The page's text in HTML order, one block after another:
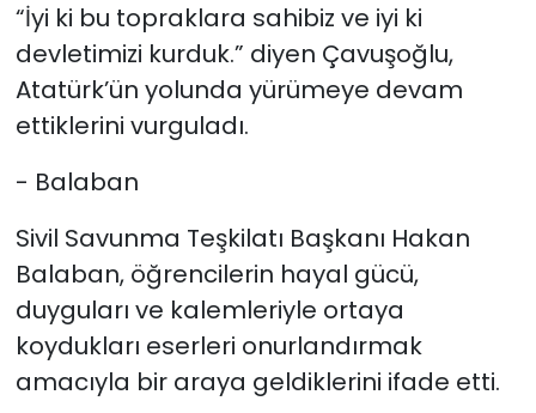
“İyi ki bu topraklara sahibiz ve iyi ki
devletimizi kurduk.” diyen Çavuşoğlu,
Atatürk’ün yolunda yürümeye devam
ettiklerini vurguladı.
- Balaban
Sivil Savunma Teşkilatı Başkanı Hakan
Balaban, öğrencilerin hayal gücü,
duyguları ve kalemleriyle ortaya
koydukları eserleri onurlandırmak
amacıyla bir araya geldiklerini ifade etti.